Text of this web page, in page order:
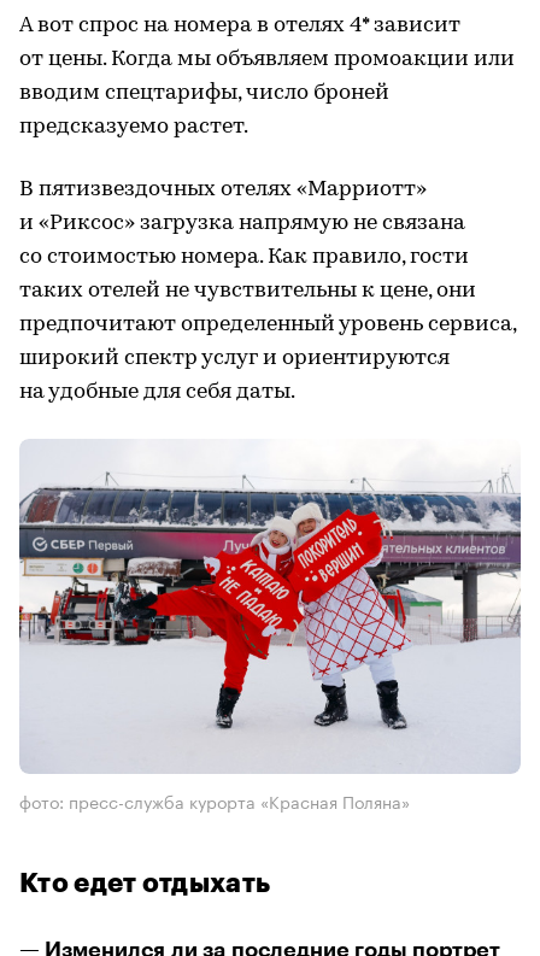
А вот спрос на номера в отелях 4* зависит
от цены. Когда мы объявляем промоакции или
вводим спецтарифы, число броней
предсказуемо растет.
В пятизвездочных отелях «Марриотт»
и «Риксос» загрузка напрямую не связана
со стоимостью номера. Как правило, гости
таких отелей не чувствительны к цене, они
предпочитают определенный уровень сервиса,
широкий спектр услуг и ориентируются
на удобные для себя даты.
фото: пресс-служба курорта «Красная Поляна»
Кто едет отдыхать
— Изменился ли за последние годы портрет